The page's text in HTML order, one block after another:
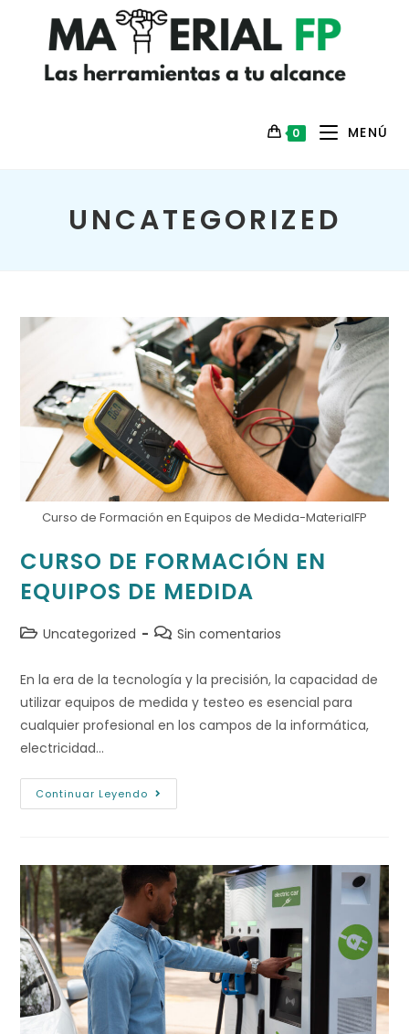
0 MENÚ
UNCATEGORIZED
Curso de Formación en Equipos de Medida-MaterialFP
CURSO DE FORMACIÓN EN
EQUIPOS DE MEDIDA
Uncategorized Sin comentarios
En la era de la tecnología y la precisión, la capacidad de
utilizar equipos de medida y testeo es esencial para
cualquier profesional en los campos de la informática,
electricidad…
Continuar Leyendo